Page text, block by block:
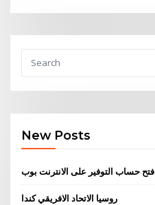
New Posts
فتح حساب التوفير على الانترنت بوب
روسيا الاتحاد الافريقي كندا